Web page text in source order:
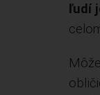
ľudí